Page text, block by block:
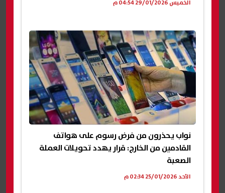
الخميس 29/01/2026 04:54 م
نواب يحذرون من فرض رسوم على هواتف
القادمين من الخارج: قرار يهدد تحويلات العملة
الصعبة
الأحد 25/01/2026 02:34 م